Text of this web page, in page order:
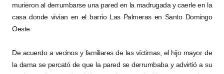
murieron al derrumbarse una pared en la madrugada y caerle en la
casa donde vivían en el barrio Las Palmeras en Santo Domingo
Oeste.
De acuerdo a vecinos y familiares de las víctimas, el hijo mayor de
la dama se percató de que la pared se derrumbaba y advirtió a su